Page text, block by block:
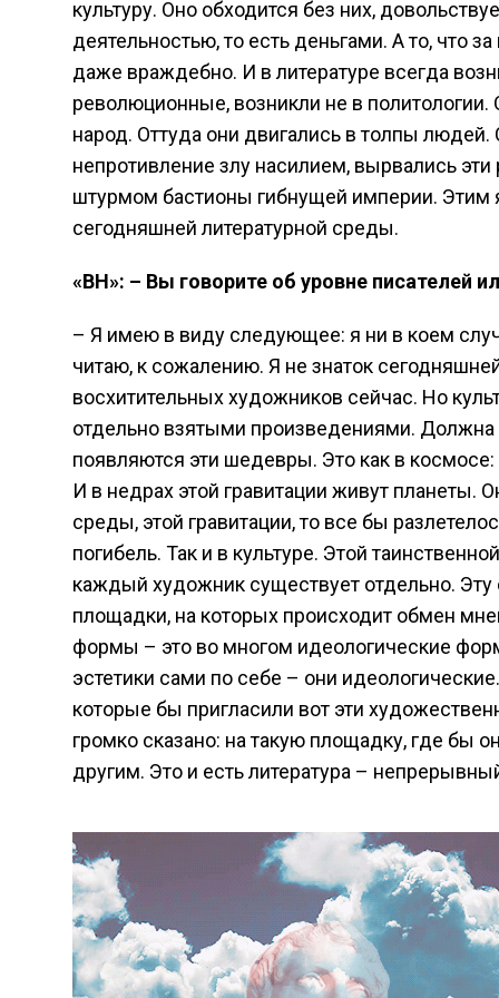
культуру. Оно обходится без них,
деятельностью, то есть деньгами. А то, что
даже враждебно. И в литературе всегда
революционные, возникли не в политологии.
народ. Оттуда они двигались в толпы
непротивление злу насилием, вырвались
штурмом бастионы гибнущей империи. Этим
сегодняшней литературной среды.
«ВН»: – Вы говорите об уровне писателей
– Я имею в виду следующее: я ни в коем
читаю, к сожалению. Я не знаток
восхитительных художников сейчас. Но
отдельно взятыми произведениями. Должна
появляются эти шедевры. Это как в
И в недрах этой гравитации живут
среды, этой гравитации, то все бы
погибель. Так и в культуре. Этой
каждый художник существует отдельно. Эту
площадки, на которых происходит обмен
формы – это во многом идеологические
эстетики сами по себе – они
которые бы пригласили вот эти
громко сказано: на такую площадку, где бы
другим. Это и есть литература –